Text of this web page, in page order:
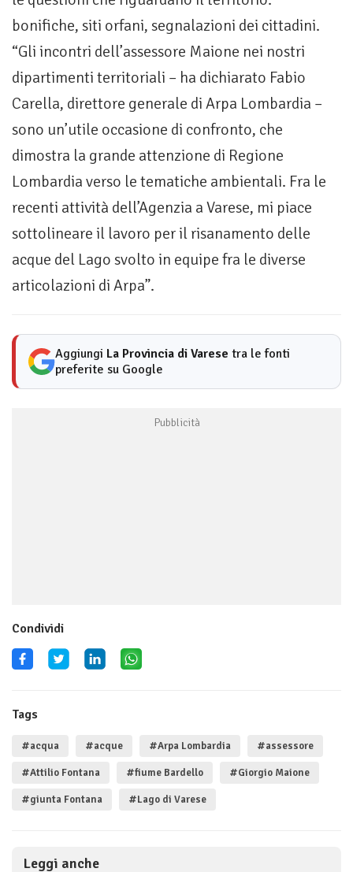
bonifiche, siti orfani, segnalazioni dei cittadini.
“Gli incontri dell’assessore Maione nei nostri
dipartimenti territoriali – ha dichiarato Fabio
Carella, direttore generale di Arpa Lombardia –
sono un’utile occasione di confronto, che
dimostra la grande attenzione di Regione
Lombardia verso le tematiche ambientali. Fra le
recenti attività dell’Agenzia a Varese, mi piace
sottolineare il lavoro per il risanamento delle
acque del Lago svolto in equipe fra le diverse
articolazioni di Arpa”.
Aggiungi La Provincia di Varese tra le fonti
preferite su Google
Condividi
Tags
#acqua #acque #Arpa Lombardia #assessore
#Attilio Fontana #fiume Bardello #Giorgio Maione
#giunta Fontana #Lago di Varese
Leggi anche